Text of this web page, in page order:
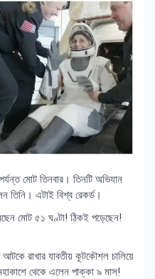
মোট তিনবার। তিনটি অভিযান
তিনি। এটাই বিশ্ব রেকর্ড।
মোট ৫১ ঘণ্টা! ঠিকই পড়েছেন!
আটকে রাখার যাবতীয় কূটকৌশল চালিয়ে
থেকে এলেন পাক্কা ৯ মাস!